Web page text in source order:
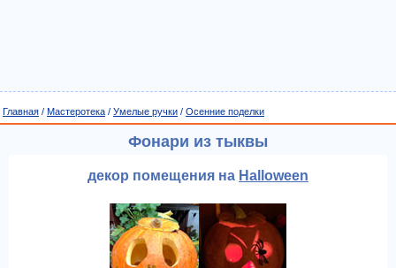
Главная / Мастеротека / Умелые ручки / Осенние поделки
Фонари из тыквы
декор помещения на Halloween